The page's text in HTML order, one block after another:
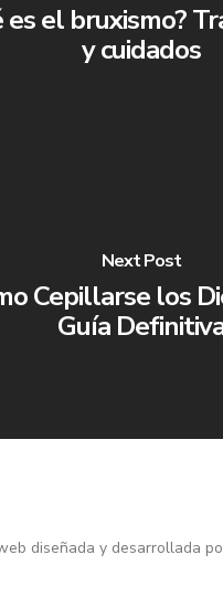
es el bruxismo?
y cuidados
Next Post
Cepillarse los
Guía
diseñada y desarrollada